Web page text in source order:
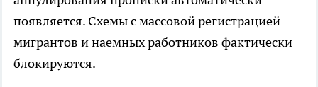
появляется. Схемы с массовой регистрацией
мигрантов и наемных работников фактически
блокируются.